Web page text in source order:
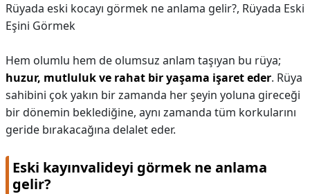
Rüyada eski kocayı görmek ne anlama gelir?, Rüyada Eski
Eşini Görmek
Hem olumlu hem de olumsuz anlam taşıyan bu rüya;
huzur, mutluluk ve rahat bir yaşama işaret eder. Rüya
sahibini çok yakın bir zamanda her şeyin yoluna gireceği
bir dönemin beklediğine, aynı zamanda tüm korkularını
geride bırakacağına delalet eder.
Eski kayınvalideyi görmek ne anlama
gelir?